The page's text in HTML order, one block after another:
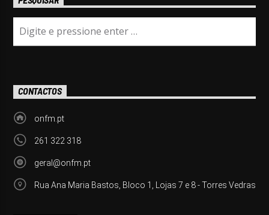
CONTACTOS
onfm.pt
261 322 318
geral@onfm.pt
Rua Ana Maria Bastos, Bloco 1, Lojas 7 e 8 - Torres Vedras